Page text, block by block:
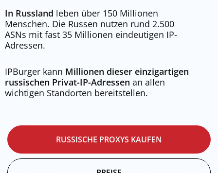
In Russland leben über 150 Millionen
Menschen. Die Russen nutzen rund 2.500
ASNs mit fast 35 Millionen eindeutigen IP-
Adressen.
IPBurger kann Millionen dieser einzigartigen
russischen Privat-IP-Adressen an allen
wichtigen Standorten bereitstellen.
RUSSISCHE PROXYS KAUFEN